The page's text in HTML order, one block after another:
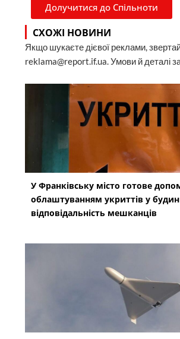
Долучитися до Спільноти
СХОЖІ НОВИНИ
Якщо шукаєте дієвої реклами,
reklama@report.if.ua. Умови й деталі
У Франківську місто готове
облаштуванням укриттів у
відповідальність мешканців